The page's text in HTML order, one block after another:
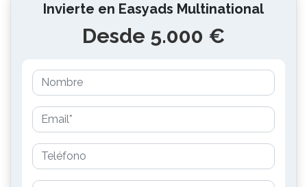
Invierte en Easyads Multinational
Desde 5.000 €